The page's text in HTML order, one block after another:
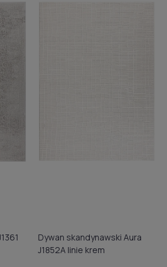
Dywan skandynawski Aura
J1852A linie krem